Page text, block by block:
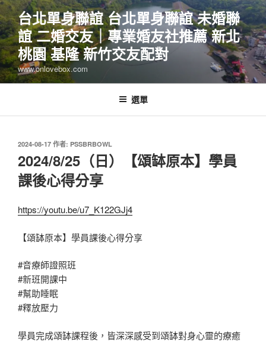
跳
至
主
要
內
容
台北單身聯誼 台北單身聯誼 未婚聯
誼 二婚交友｜專業婚友社推薦 新北
桃園 基隆 新竹交友配對
www.onlovebox.com
選單
發
於
2024-08-17 作者: PSSBRBOWL
2024/8/25（日）【頌缽原本】學員
課後心得分享
https://youtu.be/u7_K122GJj4
【頌缽原本】學員課後心得分享
#音療師證照班
#新班開課中
#幫助睡眠
#釋放壓力
學員完成頌缽課程後，皆深深感受到頌缽對身心靈的療癒